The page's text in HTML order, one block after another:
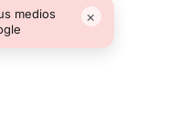
medios
×